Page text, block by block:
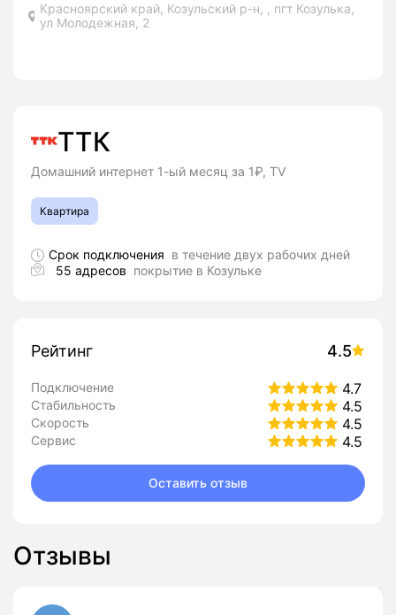
Красноярский край, Козульский р-н, , пгт Козулька,
ул Молодежная, 2
ТТК
Домашний интернет 1-ый месяц за 1₽, TV
Квартира
Срок подключения в течение двух рабочих дней
55 адресов покрытие в Козульке
Рейтинг 4.5
Подключение 4.7
Стабильность 4.5
Скорость 4.5
Сервис 4.5
Оставить отзыв
Отзывы